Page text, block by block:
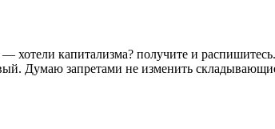
капитализма? получите и
Думаю запретами не изменить